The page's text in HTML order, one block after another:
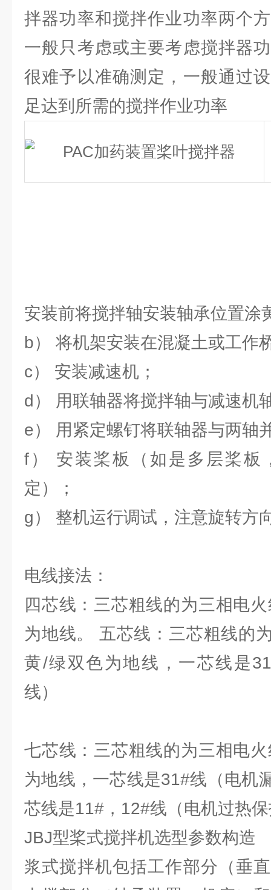
拌器功率和搅拌作业功率两个
一般只考虑或主要考虑搅拌器
很难予以准确测定，一般通过
足达到所需的搅拌作业功率
安装前将搅拌轴安装轴承位置涂
b） 将机架安装在混凝土或工作
c） 安装减速机；
d） 用联轴器将搅拌轴与减速机
e） 用紧定螺钉将联轴器与两轴
f） 安装桨板（如是多层桨板
定）；
g） 整机运行调试，注意旋转方
电线接法：
四芯线：三芯粗线的为三相电
为地线。 五芯线：三芯粗线的
黄/绿双色为地线，一芯线是
线）
七芯线：三芯粗线的为三相电
为地线，一芯线是31#线（电机
芯线是11#，12#线（电机过热
JBJ型桨式搅拌机选型参数构造
浆式搅拌机包括工作部分（垂